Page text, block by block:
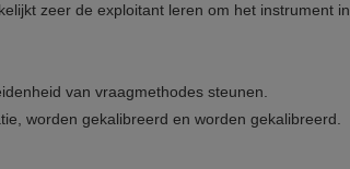
zeer de exploitant leren om het instrument in
van vraagmethodes steunen.
worden gekalibreerd en worden gekalibreerd.